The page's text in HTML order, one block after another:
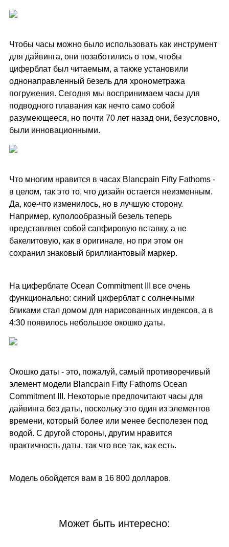
Чтобы часы можно было использовать как инструмент
для дайвинга, они позаботились о том, чтобы
циферблат был читаемым, а также установили
однонаправленный безель для хронометража
погружения. Сегодня мы воспринимаем часы для
подводного плавания как нечто само собой
разумеющееся, но почти 70 лет назад они, безусловно,
были инновационными.
Что многим нравится в часах Blancpain Fifty Fathoms -
в целом, так это то, что дизайн остается неизменным.
Да, кое-что изменилось, но в лучшую сторону.
Например, куполообразный безель теперь
представляет собой сапфировую вставку, а не
бакелитовую, как в оригинале, но при этом он
сохранил знаковый бриллиантовый маркер.
На циферблате Ocean Commitment III все очень
функционально: синий циферблат с солнечными
бликами стал домом для нарисованных индексов, а в
4:30 появилось небольшое окошко даты.
Окошко даты - это, пожалуй, самый противоречивый
элемент модели Blancpain Fifty Fathoms Ocean
Commitment III. Некоторые предпочитают часы для
дайвинга без даты, поскольку это один из элементов
времени, который более или менее бесполезен под
водой. С другой стороны, другим нравится
практичность даты, так что все так, как есть.
Модель обойдется вам в 16 800 долларов.
Может быть интересно: